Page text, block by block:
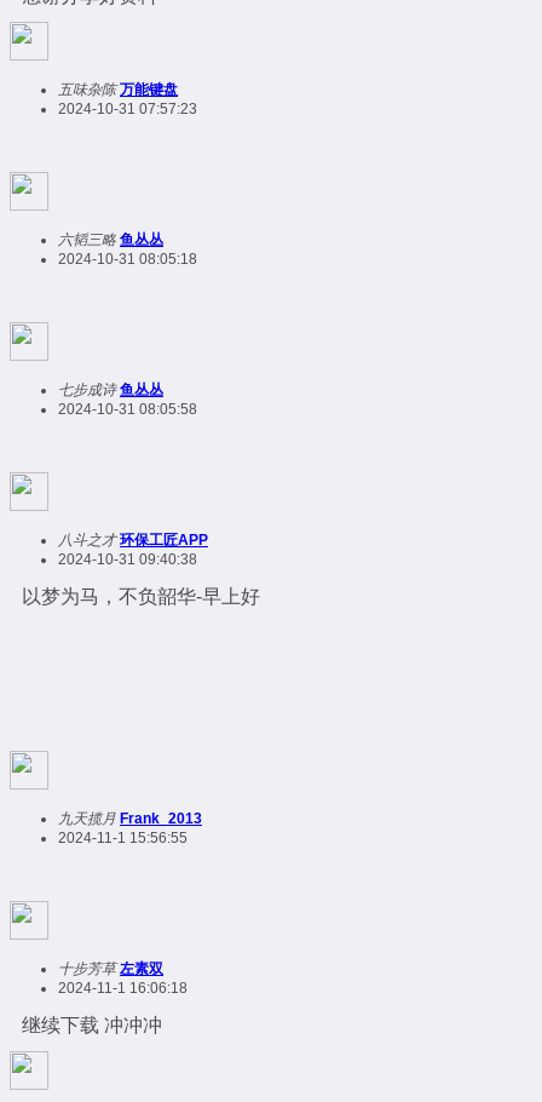
五味杂陈 万能键盘
2024-10-31 07:57:23
六韬三略 鱼丛丛
2024-10-31 08:05:18
七步成诗 鱼丛丛
2024-10-31 08:05:58
八斗之才 环保工匠APP
2024-10-31 09:40:38
以梦为马，不负韶华-早上好
九天揽月 Frank_2013
2024-11-1 15:56:55
十步芳草 左素双
2024-11-1 16:06:18
继续下载 冲冲冲